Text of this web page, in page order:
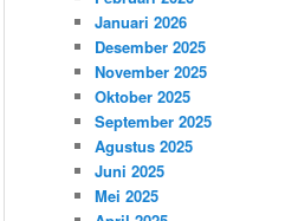
Januari 2026
Desember 2025
November 2025
Oktober 2025
September 2025
Agustus 2025
Juni 2025
Mei 2025